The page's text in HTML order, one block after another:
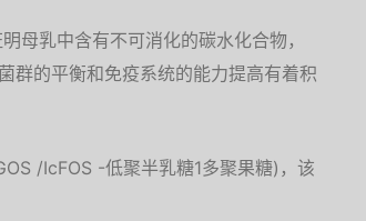
母乳中含有不可消化的碳水化合物，
群的平衡和免疫系统的能力提高有着积
/IcFOS -低聚半乳糖1多聚果糖)，该